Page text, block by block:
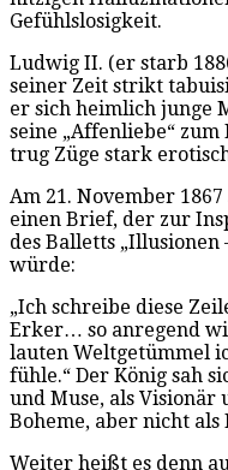
Gefühlslosigkeit.
Ludwig II. (er starb
seiner Zeit strikt
er sich heimlich junge
seine „Affenliebe“
trug Züge stark
Am 21. November
einen Brief, der zur
des Balletts „Illusionen
würde:
„Ich schreibe diese
Erker… so anregend
lauten Weltgetümmel
fühle.“ Der König sah
und Muse, als Visionär
Boheme, aber nicht als
Weiter heißt es denn